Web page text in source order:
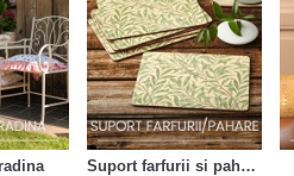
Suport farfurii si pahare